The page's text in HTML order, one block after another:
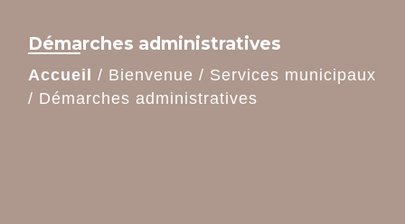
Démarches administratives
Accueil / Bienvenue / Services municipaux
/ Démarches administratives